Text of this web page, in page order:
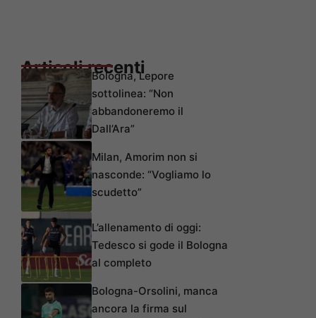
Articoli recenti
Bologna, Lepore
sottolinea: “Non
abbandoneremo il
Dall’Ara”
Milan, Amorim non si
nasconde: “Vogliamo lo
scudetto”
L’allenamento di oggi:
Tedesco si gode il Bologna
al completo
Bologna-Orsolini, manca
ancora la firma sul